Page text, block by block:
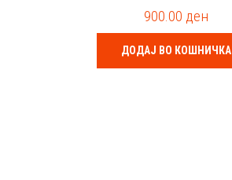
o
t
o
f
5
900.00 ден
ДОДАЈ ВО КОШНИЧКА